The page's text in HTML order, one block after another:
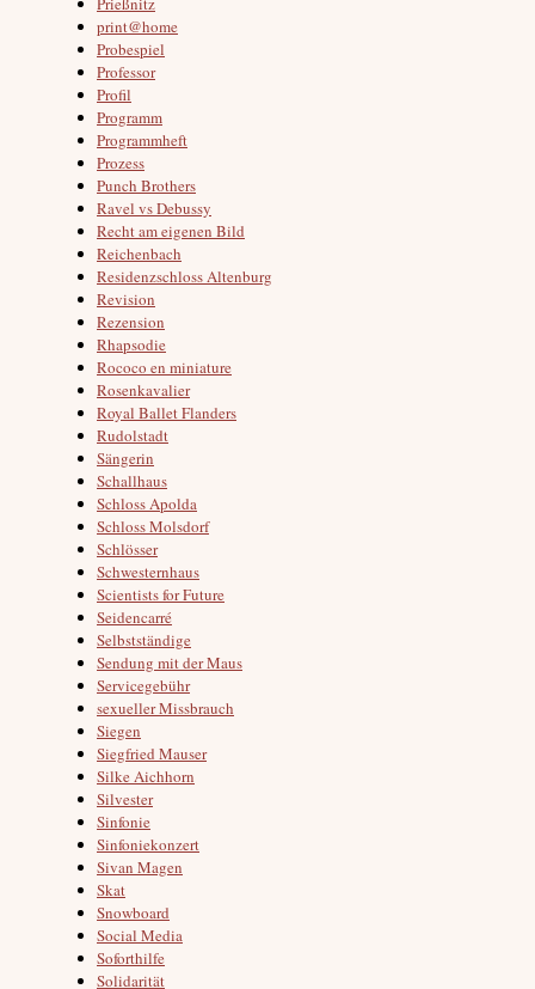
print@home
Probespiel
Professor
Profil
Programm
Programmheft
Prozess
Punch Brothers
Ravel vs Debussy
Recht am eigenen Bild
Reichenbach
Residenzschloss Altenburg
Revision
Rezension
Rhapsodie
Rococo en miniature
Rosenkavalier
Royal Ballet Flanders
Rudolstadt
Sängerin
Schallhaus
Schloss Apolda
Schloss Molsdorf
Schlösser
Schwesternhaus
Scientists for Future
Seidencarré
Selbstständige
Sendung mit der Maus
Servicegebühr
sexueller Missbrauch
Siegen
Siegfried Mauser
Silke Aichhorn
Silvester
Sinfonie
Sinfoniekonzert
Sivan Magen
Skat
Snowboard
Social Media
Soforthilfe
Solidarität